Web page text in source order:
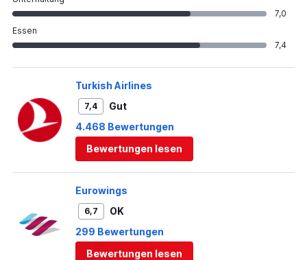
7,0
Essen
7,4
Turkish Airlines
7,4
Gut
4.468 Bewertungen
Bewertungen lesen
Eurowings
6,7
OK
299 Bewertungen
Bewertungen lesen